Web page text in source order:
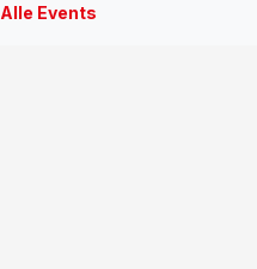
Alle Events